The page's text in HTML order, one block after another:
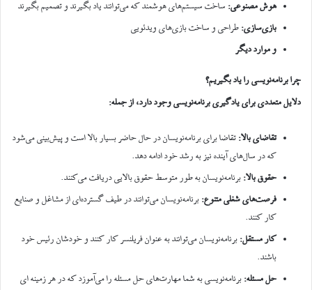
هوش مصنوعی: ساخت سیستم‌های هوشمند که می‌توانند یاد بگیرند و تصمیم بگیرند
بازی‌سازی: طراحی و ساخت بازی‌های ویدئویی
و موارد دیگر
چرا برنامه‌نویسی را یاد بگیریم؟
دلایل متعددی برای یادگیری برنامه‌نویسی وجود دارد، از جمله:
تقاضای بالا: تقاضا برای برنامه‌نویسان در حال حاضر بسیار بالا است و پیش‌بینی می‌شود
که در سال‌های آینده نیز به رشد خود ادامه دهد.
حقوق بالا: برنامه‌نویسان به طور متوسط حقوق بالایی دریافت می‌کنند.
فرصت‌های شغلی متنوع: برنامه‌نویسان می‌توانند در طیف گسترده‌ای از مشاغل و صنایع
کار کنند.
کار مستقل: برنامه‌نویسان می‌توانند به عنوان فریلنسر کار کنند و خودشان رئیس خود
باشند.
حل مسئله: برنامه‌نویسی به شما مهارت‌های حل مسئله را می‌آموزد که در هر زمینه ای